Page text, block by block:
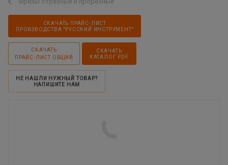
СКАЧАТЬ ПРАЙС-ЛИСТ
ПРОИЗВОДСТВА "РУССКИЙ ИНСТРУМЕНТ"
СКАЧАТЬ
ПРАЙС-ЛИСТ ОБЩИЙ
СКАЧАТЬ
КАТАЛОГ PDF
НЕ НАШЛИ НУЖНЫЙ ТОВАР?
НАПИШИТЕ НАМ